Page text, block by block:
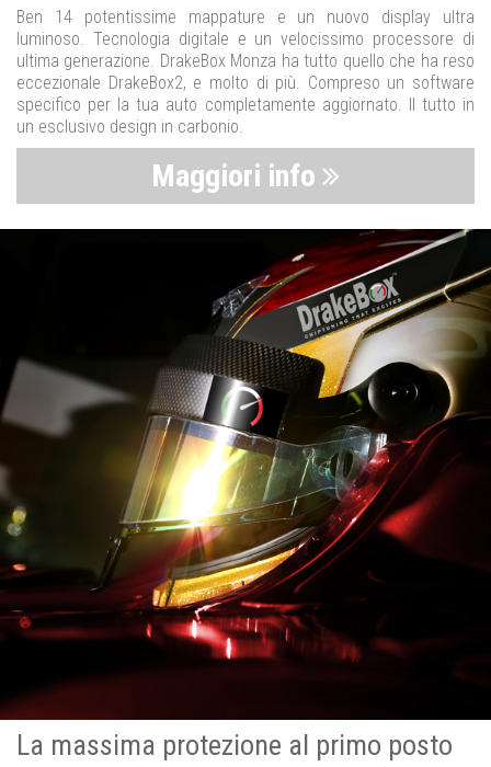
Ben 14 potentissime mappature e un nuovo display ultra
luminoso. Tecnologia digitale e un velocissimo processore di
ultima generazione. DrakeBox Monza ha tutto quello che ha reso
eccezionale DrakeBox2, e molto di più. Compreso un software
specifico per la tua auto completamente aggiornato. Il tutto in
un esclusivo design in carbonio.
Maggiori info
La massima protezione al primo posto